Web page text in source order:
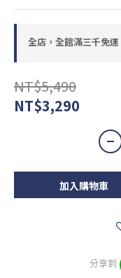
全店，全館滿三千免運
NT$5,490
NT$3,290
加入購物車
分享到